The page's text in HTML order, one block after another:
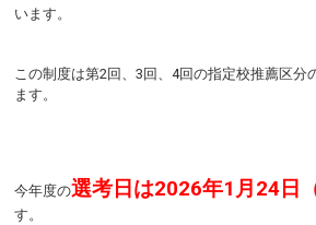
います。
この制度は第2回、3回、4回の指定校推薦区分
ます。
今年度の選考日は2026年1月24日（
す。